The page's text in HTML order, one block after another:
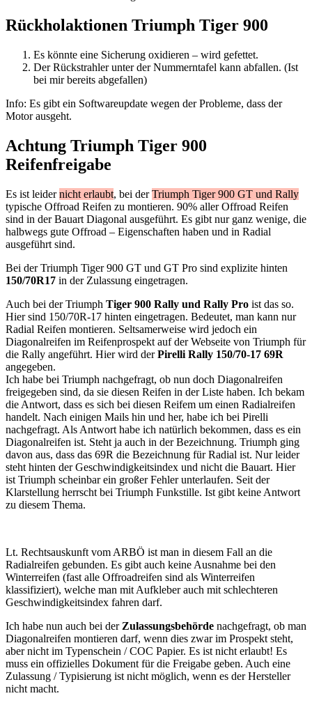
Rückholaktionen Triumph Tiger 900
Es könnte eine Sicherung oxidieren – wird gefettet.
Der Rückstrahler unter der Nummerntafel kann abfallen. (Ist
bei mir bereits abgefallen)
Info: Es gibt ein Softwareupdate wegen der Probleme, dass der
Motor ausgeht.
Achtung Triumph Tiger 900
Reifenfreigabe
Es ist leidernicht erlaubt, bei derTriumph Tiger 900 GT und Rally
typische Offroad Reifen zu montieren. 90% aller Offroad Reifen
sind in der Bauart Diagonal ausgeführt. Es gibt nur ganz wenige, die
halbwegs gute Offroad – Eigenschaften haben und in Radial
ausgeführt sind.
Bei der Triumph Tiger 900 GT und GT Pro sind explizite hinten
150/70R17 in der Zulassung eingetragen.
Auch bei der Triumph Tiger 900 Rally und Rally Pro ist das so.
Hier sind 150/70R-17 hinten eingetragen. Bedeutet, man kann nur
Radial Reifen montieren. Seltsamerweise wird jedoch ein
Diagonalreifen im Reifenprospekt auf der Webseite von Triumph für
die Rally angeführt. Hier wird derPirelli Rally 150/70-17 69R
angegeben.
Ich habe bei Triumph nachgefragt, ob nun doch Diagonalreifen
freigegeben sind, da sie diesen Reifen in der Liste haben. Ich bekam
die Antwort, dass es sich bei diesen Reifem um einen Radialreifen
handelt. Nach einigen Mails hin und her, habe ich bei Pirelli
nachgefragt. Als Antwort habe ich natürlich bekommen, dass es ein
Diagonalreifen ist. Steht ja auch in der Bezeichnung. Triumph ging
davon aus, dass das 69R die Bezeichnung für Radial ist. Nur leider
steht hinten der Geschwindigkeitsindex und nicht die Bauart. Hier
ist Triumph scheinbar ein großer Fehler unterlaufen. Seit der
Klarstellung herrscht bei Triumph Funkstille. Ist gibt keine Antwort
zu diesem Thema.
Lt. Rechtsauskunft vom ARBÖ ist man in diesem Fall an die
Radialreifen gebunden. Es gibt auch keine Ausnahme bei den
Winterreifen (fast alle Offroadreifen sind als Winterreifen
klassifiziert), welche man mit Aufkleber auch mit schlechteren
Geschwindigkeitsindex fahren darf.
Ich habe nun auch bei der Zulassungsbehörde nachgefragt, ob man
Diagonalreifen montieren darf, wenn dies zwar im Prospekt steht,
aber nicht im Typenschein / COC Papier. Es ist nicht erlaubt! Es
muss ein offizielles Dokument für die Freigabe geben. Auch eine
Zulassung / Typisierung ist nicht möglich, wenn es der Hersteller
nicht macht.